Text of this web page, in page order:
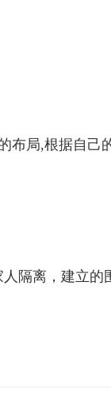
布局,根据自己
隔离，建立的